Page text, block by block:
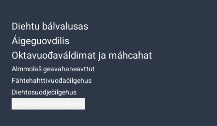
Diehtu bálvalusas
Áigeguovdilis
Oktavuođaváldimat ja máhcahat
Almmolaš geavahaneavttut
Fáhtehahttivuođačilgehus
Diehtosuodječilgehus